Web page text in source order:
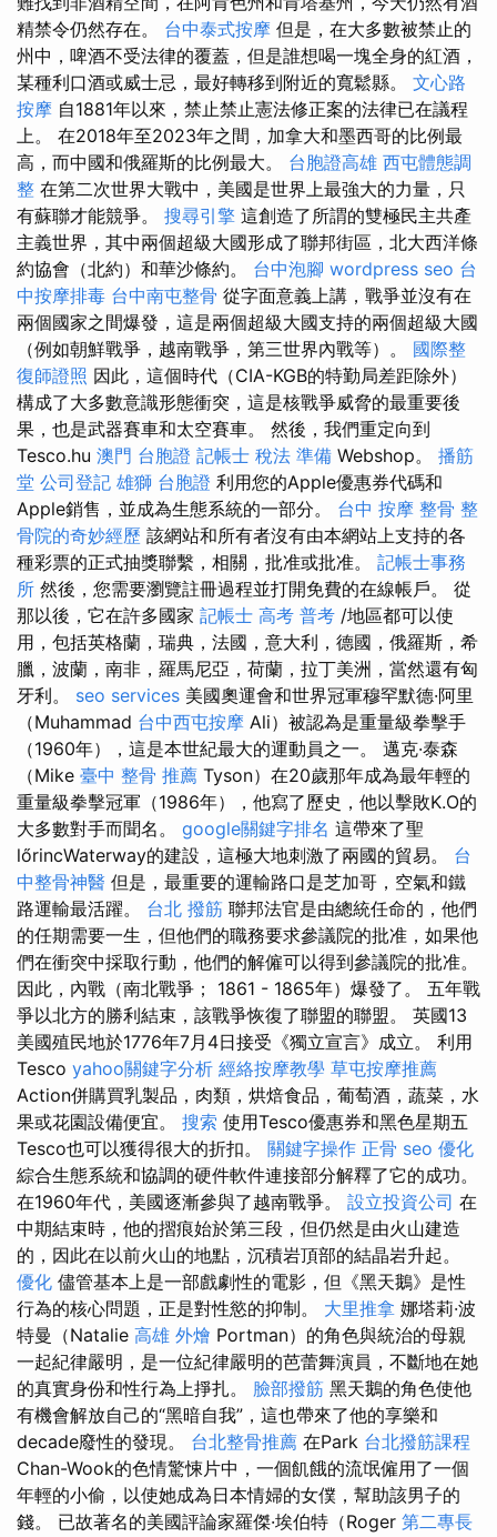
精禁令仍然存在。 台中泰式按摩 但是，在大多數被禁止的
州中，啤酒不受法律的覆蓋，但是誰想喝一塊全身的紅酒，
某種利口酒或威士忌，最好轉移到附近的寬鬆縣。 文心路
按摩 自1881年以來，禁止禁止憲法修正案的法律已在議程
上。 在2018年至2023年之間，加拿大和墨西哥的比例最
高，而中國和俄羅斯的比例最大。 台胞證高雄 西屯體態調
整 在第二次世界大戰中，美國是世界上最強大的力量，只
有蘇聯才能競爭。 搜尋引擎 這創造了所謂的雙極民主共產
主義世界，其中兩個超級大國形成了聯邦街區，北大西洋條
約協會（北約）和華沙條約。 台中泡腳 wordpress seo 台
中按摩排毒 台中南屯整骨 從字面意義上講，戰爭並沒有在
兩個國家之間爆發，這是兩個超級大國支持的兩個超級大國
（例如朝鮮戰爭，越南戰爭，第三世界內戰等）。 國際整
復師證照 因此，這個時代（CIA-KGB的特勤局差距除外）
構成了大多數意識形態衝突，這是核戰爭威脅的最重要後
果，也是武器賽車和太空賽車。 然後，我們重定向到
Tesco.hu 澳門 台胞證 記帳士 稅法 準備 Webshop。 播筋
堂 公司登記 雄獅 台胞證 利用您的Apple優惠券代碼和
Apple銷售，並成為生態系統的一部分。 台中 按摩 整骨 整
骨院的奇妙經歷 該網站和所有者沒有由本網站上支持的各
種彩票的正式抽獎聯繫，相關，批准或批准。 記帳士事務
所 然後，您需要瀏覽註冊過程並打開免費的在線帳戶。 從
那以後，它在許多國家 記帳士 高考 普考 /地區都可以使
用，包括英格蘭，瑞典，法國，意大利，德國，俄羅斯，希
臘，波蘭，南非，羅馬尼亞，荷蘭，拉丁美洲，當然還有匈
牙利。 seo services 美國奧運會和世界冠軍穆罕默德·阿里
（Muhammad 台中西屯按摩 Ali）被認為是重量級拳擊手
（1960年），這是本世紀最大的運動員之一。 邁克·泰森
（Mike 臺中 整骨 推薦 Tyson）在20歲那年成為最年輕的
重量級拳擊冠軍（1986年），他寫了歷史，他以擊敗K.O的
大多數對手而聞名。 google關鍵字排名 這帶來了聖
lőrincWaterway的建設，這極大地刺激了兩國的貿易。 台
中整骨神醫 但是，最重要的運輸路口是芝加哥，空氣和鐵
路運輸最活躍。 台北 撥筋 聯邦法官是由總統任命的，他們
的任期需要一生，但他們的職務要求參議院的批准，如果他
們在衝突中採取行動，他們的解僱可以得到參議院的批准。
因此，內戰（南北戰爭； 1861 - 1865年）爆發了。 五年戰
爭以北方的勝利結束，該戰爭恢復了聯盟的聯盟。 英國13
美國殖民地於1776年7月4日接受《獨立宣言》成立。 利用
Tesco yahoo關鍵字分析 經絡按摩教學 草屯按摩推薦
Action併購買乳製品，肉類，烘焙食品，葡萄酒，蔬菜，水
果或花園設備便宜。 搜索 使用Tesco優惠券和黑色星期五
Tesco也可以獲得很大的折扣。 關鍵字操作 正骨 seo 優化
綜合生態系統和協調的硬件軟件連接部分解釋了它的成功。
在1960年代，美國逐漸參與了越南戰爭。 設立投資公司 在
中期結束時，他的摺痕始於第三段，但仍然是由火山建造
的，因此在以前火山的地點，沉積岩頂部的結晶岩升起。
優化 儘管基本上是一部戲劇性的電影，但《黑天鵝》是性
行為的核心問題，正是對性慾的抑制。 大里推拿 娜塔莉·波
特曼（Natalie 高雄 外燴 Portman）的角色與統治的母親
一起紀律嚴明，是一位紀律嚴明的芭蕾舞演員，不斷地在她
的真實身份和性行為上掙扎。 臉部撥筋 黑天鵝的角色使他
有機會解放自己的“黑暗自我”，這也帶來了他的享樂和
decade廢性的發現。 台北整骨推薦 在Park 台北撥筋課程
Chan-Wook的色情驚悚片中，一個飢餓的流氓僱用了一個
年輕的小偷，以使她成為日本情婦的女僕，幫助該男子的
錢。 已故著名的美國評論家羅傑·埃伯特（Roger 第二專長